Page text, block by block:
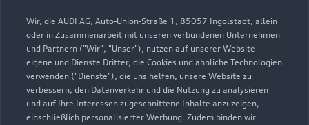
Wir, die AUDI AG, Auto-Union-Straße 1, 85057 Ingolstadt, allein
oder in Zusammenarbeit mit unseren verbundenen Unternehmen
und Partnern ("Wir", "Unser"), nutzen auf unserer Website
eigene und Dienste Dritter, die Cookies und ähnliche Technologien
verwenden ("Dienste"), die uns helfen, unsere Website zu
verbessern, den Datenverkehr und die Nutzung zu analysieren
und auf Ihre Interessen zugeschnittene Inhalte anzuzeigen,
einschließlich personalisierter Werbung. Zudem binden wir